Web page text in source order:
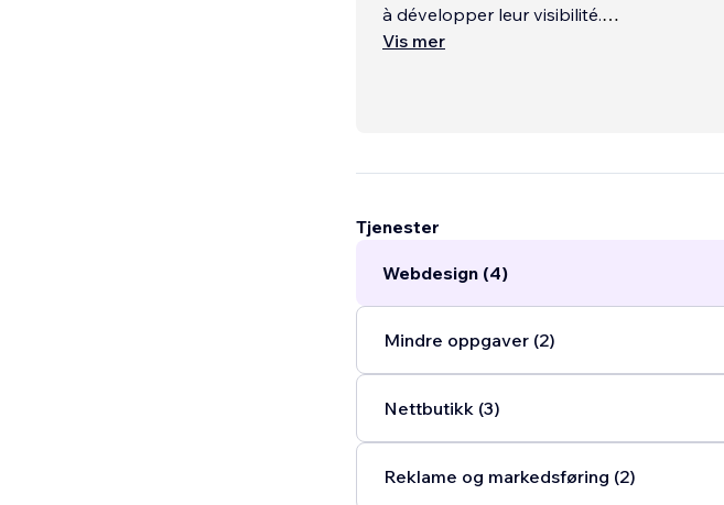
à développer leur visibilité.
Vis mer
Tjenester
Webdesign (4)
Mindre oppgaver (2)
Nettbutikk (3)
Reklame og markedsføring (2)